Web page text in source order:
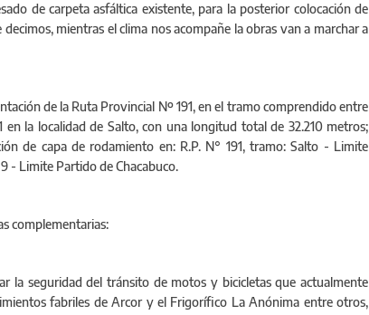
de carpeta asfáltica existente, para la posterior colocación de
mientras el clima nos acompañe la obras van a marchar a
de la Ruta Provincial Nº 191, en el tramo comprendido entre
en la localidad de Salto, con una longitud total de 32.210 metros;
de capa de rodamiento en: R.P. N° 191, tramo: Salto - Limite
9 - Limite Partido de Chacabuco.
complementarias:
la seguridad del tránsito de motos y bicicletas que actualmente
fabriles de Arcor y el Frigorífico La Anónima entre otros,